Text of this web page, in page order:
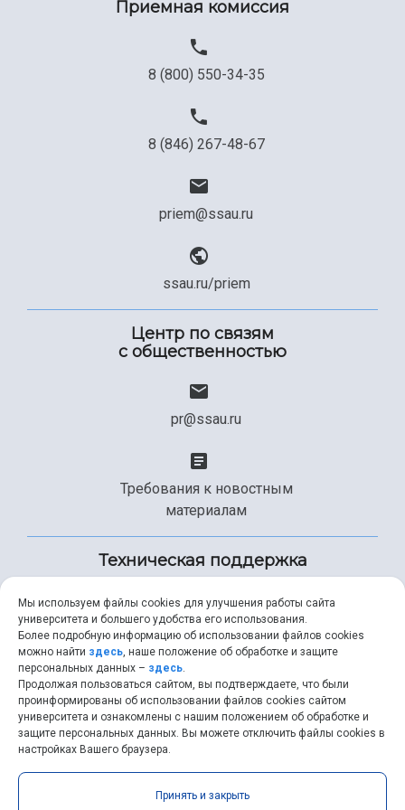
Официальные документы
Приемная комиссия
8 (800) 550-34-35
8 (846) 267-48-67
priem@ssau.ru
ssau.ru/priem
Центр по связям
с общественностью
pr@ssau.ru
Требования к новостным
материалам
Техническая поддержка
+7 (846) 267-49-99
help@ssau.ru
Самарский университет © 2026 |ssau.ru
Мы используем файлы cookies для улучшения работы сайта
университета и большего удобства его использования.
Более подробную информацию об использовании файлов cookies
можно найти здесь, наше положение об обработке и защите
персональных данных – здесь.
Продолжая пользоваться сайтом, вы подтверждаете, что были
проинформированы об использовании файлов cookies сайтом
университета и ознакомлены с нашим положением об обработке и
защите персональных данных. Вы можете отключить файлы cookies в
настройках Вашего браузера.
Принять и закрыть